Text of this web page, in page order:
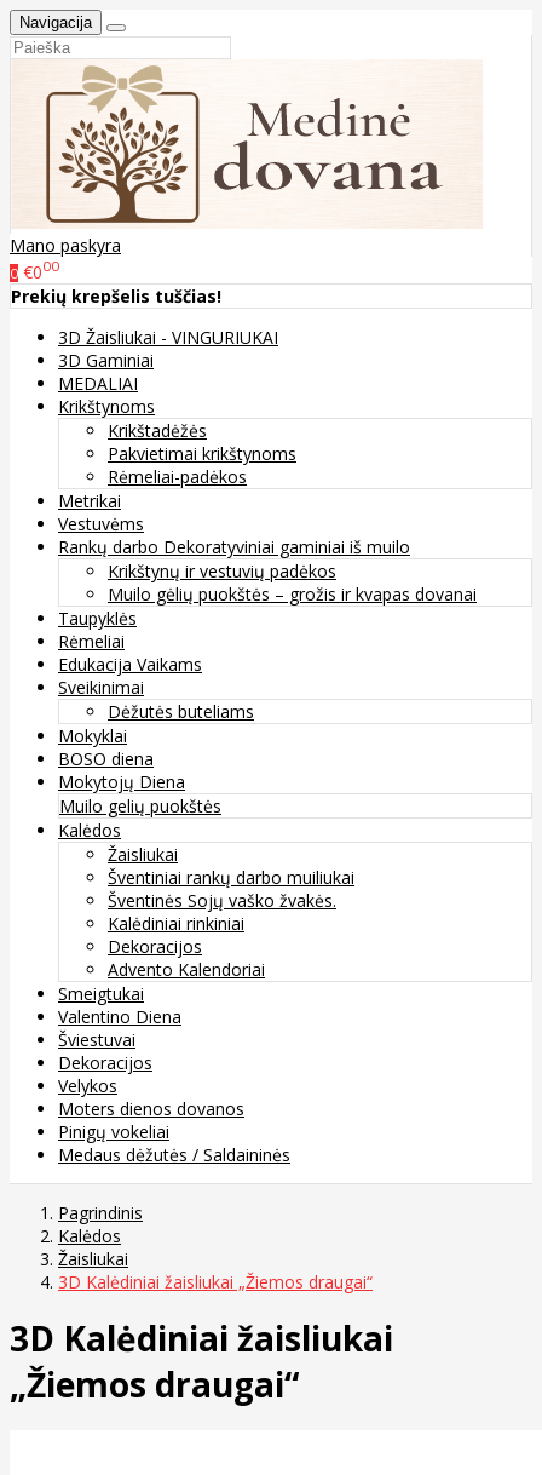
Navigacija
Mano paskyra
0 €000
Prekių krepšelis tuščias!
3D Žaisliukai - VINGURIUKAI
3D Gaminiai
MEDALIAI
Krikštynoms
Krikštadėžės
Pakvietimai krikštynoms
Rėmeliai-padėkos
Metrikai
Vestuvėms
Rankų darbo Dekoratyviniai gaminiai iš muilo
Krikštynų ir vestuvių padėkos
Muilo gėlių puokštės – grožis ir kvapas dovanai
Taupyklės
Rėmeliai
Edukacija Vaikams
Sveikinimai
Dėžutės buteliams
Mokyklai
BOSO diena
Mokytojų Diena
Muilo gelių puokštės
Kalėdos
Žaisliukai
Šventiniai rankų darbo muiliukai
Šventinės Sojų vaško žvakės.
Kalėdiniai rinkiniai
Dekoracijos
Advento Kalendoriai
Smeigtukai
Valentino Diena
Šviestuvai
Dekoracijos
Velykos
Moters dienos dovanos
Pinigų vokeliai
Medaus dėžutės / Saldaininės
Pagrindinis
Kalėdos
Žaisliukai
3D Kalėdiniai žaisliukai „Žiemos draugai“
3D Kalėdiniai žaisliukai
„Žiemos draugai“